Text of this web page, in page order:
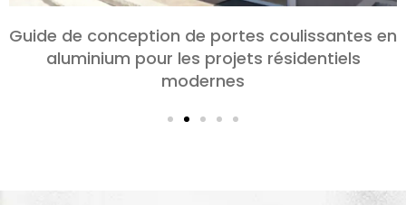
Choisir des portes en aluminium pour les
chambres et les salons: Confort, Style, et
confidentialité